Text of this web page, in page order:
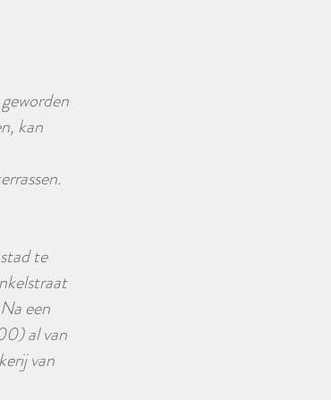
kan
te
een
al van
van